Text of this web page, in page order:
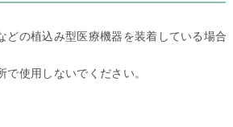
どの植込み型医療機器を装着している場合
使用しないでください。